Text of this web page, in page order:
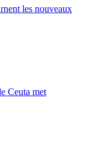
les nouveaux
Ceuta met